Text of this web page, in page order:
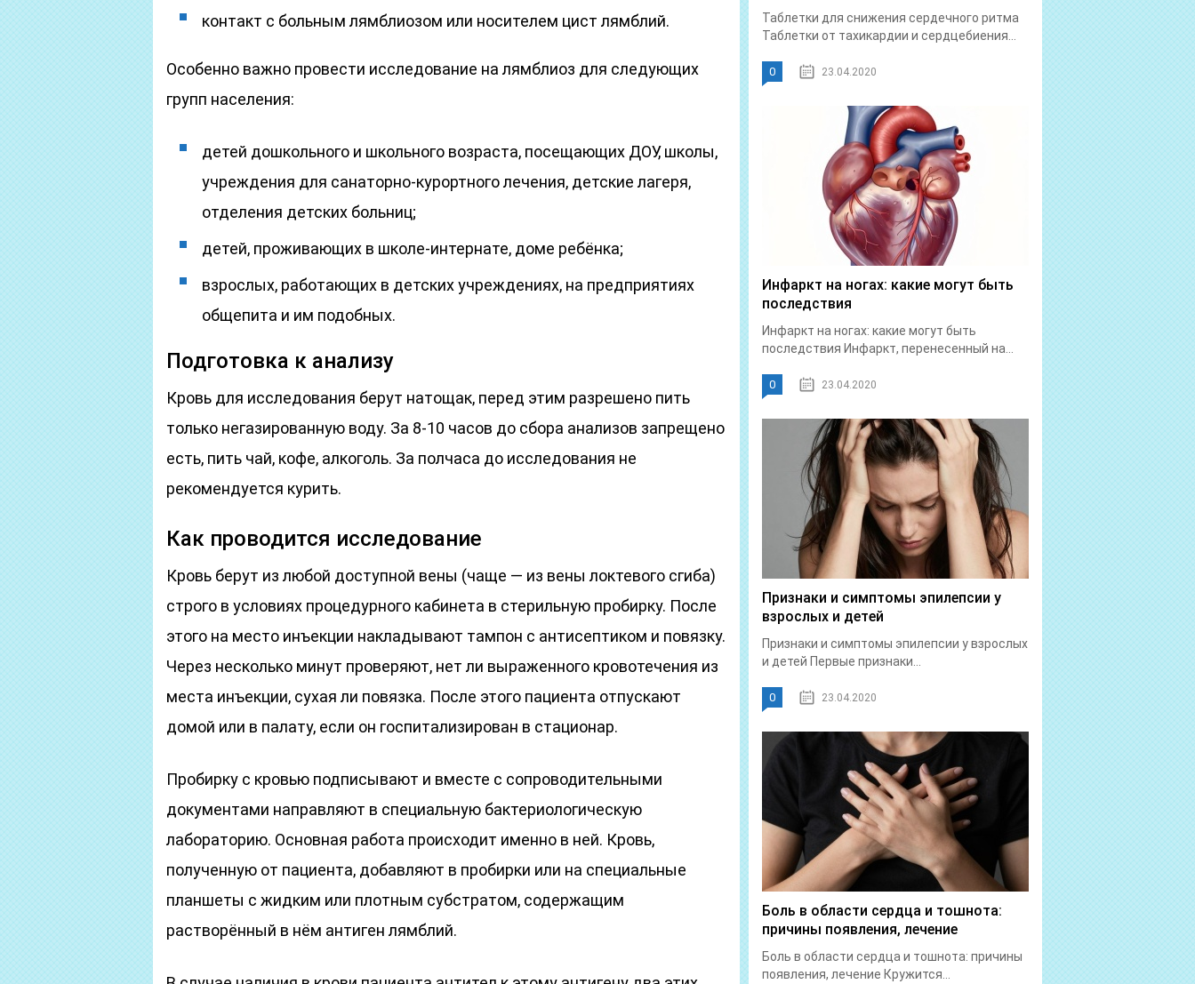
контакт с больным лямблиозом или носителем цист лямблий.
Особенно важно провести исследование на лямблиоз для следующих
групп населения:
детей дошкольного и школьного возраста, посещающих ДОУ, школы,
учреждения для санаторно-курортного лечения, детские лагеря,
отделения детских больниц;
детей, проживающих в школе-интернате, доме ребёнка;
взрослых, работающих в детских учреждениях, на предприятиях
общепита и им подобных.
Подготовка к анализу
Кровь для исследования берут натощак, перед этим разрешено пить
только негазированную воду. За 8-10 часов до сбора анализов запрещено
есть, пить чай, кофе, алкоголь. За полчаса до исследования не
рекомендуется курить.
Как проводится исследование
Кровь берут из любой доступной вены (чаще — из вены локтевого сгиба)
строго в условиях процедурного кабинета в стерильную пробирку. После
этого на место инъекции накладывают тампон с антисептиком и повязку.
Через несколько минут проверяют, нет ли выраженного кровотечения из
места инъекции, сухая ли повязка. После этого пациента отпускают
домой или в палату, если он госпитализирован в стационар.
Пробирку с кровью подписывают и вместе с сопроводительными
документами направляют в специальную бактериологическую
лабораторию. Основная работа происходит именно в ней. Кровь,
полученную от пациента, добавляют в пробирки или на специальные
планшеты с жидким или плотным субстратом, содержащим
растворённый в нём антиген лямблий.
Таблетки для снижения сердечного ритма
Таблетки от тахикардии и сердцебиения...
0 23.04.2020
Инфаркт на ногах: какие могут быть
последствия
Инфаркт на ногах: какие могут быть
последствия Инфаркт, перенесенный на...
0 23.04.2020
Признаки и симптомы эпилепсии у
взрослых и детей
Признаки и симптомы эпилепсии у взрослых
и детей Первые признаки...
0 23.04.2020
Боль в области сердца и тошнота:
причины появления, лечение
Боль в области сердца и тошнота: причины
появления, лечение Кружится...